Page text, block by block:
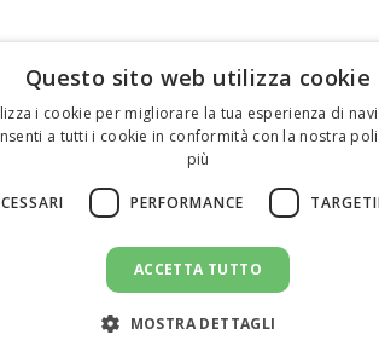
Questo sito web utilizza cookie
i cookie per migliorare la tua esperienza di
a tutti i cookie in conformità con la nostra
più
PERFORMANCE
ACCETTA TUTTO
MOSTRA DETTAGLI